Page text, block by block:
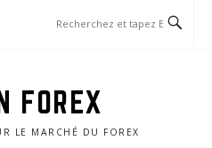
FOREX
LE MARCHÉ DU FOREX